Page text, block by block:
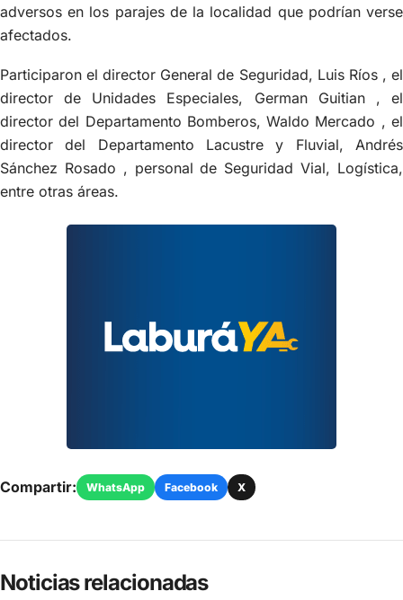
adversos en los parajes de la localidad que podrían verse
afectados.
Participaron el director General de Seguridad, Luis Ríos , el
director de Unidades Especiales, German Guitian , el
director del Departamento Bomberos, Waldo Mercado , el
director del Departamento Lacustre y Fluvial, Andrés
Sánchez Rosado , personal de Seguridad Vial, Logística,
entre otras áreas.
Compartir: WhatsApp Facebook X
Noticias relacionadas